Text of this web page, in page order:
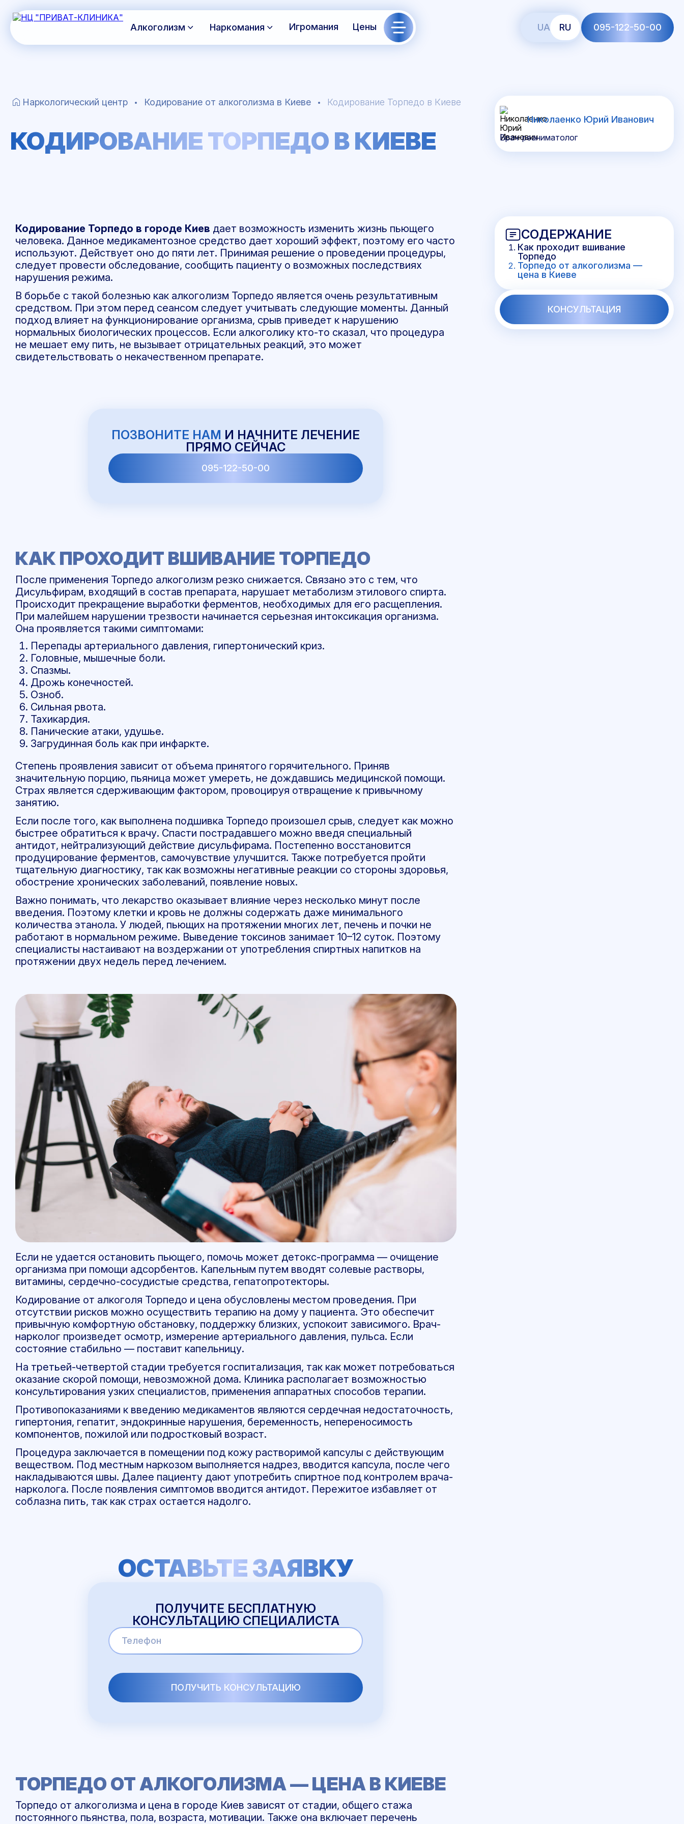
Алкоголизм Наркомания Игромания Цены RU
UA 095-122-50-00
Наркологический центр Кодирование от алкоголизма в Киеве Кодирование Торпедо в Киеве
КОДИРОВАНИЕ ТОРПЕДО В КИЕВЕ
Николаенко Юрий Иванович
Врач-реаниматолог
Кодирование Торпедо в городе Киев дает возможность изменить жизнь пьющего
человека. Данное медикаментозное средство дает хороший эффект, поэтому его часто
используют. Действует оно до пяти лет. Принимая решение о проведении процедуры,
следует провести обследование, сообщить пациенту о возможных последствиях
нарушения режима.
В борьбе с такой болезнью как алкоголизм Торпедо является очень результативным
средством. При этом перед сеансом следует учитывать следующие моменты. Данный
подход влияет на функционирование организма, срыв приведет к нарушению
нормальных биологических процессов. Если алкоголику кто-то сказал, что процедура
не мешает ему пить, не вызывает отрицательных реакций, это может
свидетельствовать о некачественном препарате.
ПОЗВОНИТЕ НАМ И НАЧНИТЕ ЛЕЧЕНИЕ
ПРЯМО СЕЙЧАС
095-122-50-00
КАК ПРОХОДИТ ВШИВАНИЕ ТОРПЕДО
После применения Торпедо алкоголизм резко снижается. Связано это с тем, что
Дисульфирам, входящий в состав препарата, нарушает метаболизм этилового спирта.
Происходит прекращение выработки ферментов, необходимых для его расщепления.
При малейшем нарушении трезвости начинается серьезная интоксикация организма.
Она проявляется такими симптомами:
Перепады артериального давления, гипертонический криз.
Головные, мышечные боли.
Спазмы.
Дрожь конечностей.
Озноб.
Сильная рвота.
Тахикардия.
Панические атаки, удушье.
Загрудинная боль как при инфаркте.
Степень проявления зависит от объема принятого горячительного. Приняв
значительную порцию, пьяница может умереть, не дождавшись медицинской помощи.
Страх является сдерживающим фактором, провоцируя отвращение к привычному
занятию.
Если после того, как выполнена подшивка Торпедо произошел срыв, следует как можно
быстрее обратиться к врачу. Спасти пострадавшего можно введя специальный
антидот, нейтрализующий действие дисульфирама. Постепенно восстановится
продуцирование ферментов, самочувствие улучшится. Также потребуется пройти
тщательную диагностику, так как возможны негативные реакции со стороны здоровья,
обострение хронических заболеваний, появление новых.
Важно понимать, что лекарство оказывает влияние через несколько минут после
введения. Поэтому клетки и кровь не должны содержать даже минимального
количества этанола. У людей, пьющих на протяжении многих лет, печень и почки не
работают в нормальном режиме. Выведение токсинов занимает 10–12 суток. Поэтому
специалисты настаивают на воздержании от употребления спиртных напитков на
протяжении двух недель перед лечением.
Если не удается остановить пьющего, помочь может детокс-программа — очищение
организма при помощи адсорбентов. Капельным путем вводят солевые растворы,
витамины, сердечно-сосудистые средства, гепатопротекторы.
Кодирование от алкоголя Торпедо и цена обусловлены местом проведения. При
отсутствии рисков можно осуществить терапию на дому у пациента. Это обеспечит
привычную комфортную обстановку, поддержку близких, успокоит зависимого. Врач-
нарколог произведет осмотр, измерение артериального давления, пульса. Если
состояние стабильно — поставит капельницу.
На третьей-четвертой стадии требуется госпитализация, так как может потребоваться
оказание скорой помощи, невозможной дома. Клиника располагает возможностью
консультирования узких специалистов, применения аппаратных способов терапии.
Противопоказаниями к введению медикаментов являются сердечная недостаточность,
гипертония, гепатит, эндокринные нарушения, беременность, непереносимость
компонентов, пожилой или подростковый возраст.
Процедура заключается в помещении под кожу растворимой капсулы с действующим
веществом. Под местным наркозом выполняется надрез, вводится капсула, после чего
накладываются швы. Далее пациенту дают употребить спиртное под контролем врача-
нарколога. После появления симптомов вводится антидот. Пережитое избавляет от
соблазна пить, так как страх остается надолго.
ОСТАВЬТЕ ЗАЯВКУ
ПОЛУЧИТЕ БЕСПЛАТНУЮ
КОНСУЛЬТАЦИЮ СПЕЦИАЛИСТА
ТОРПЕДО ОТ АЛКОГОЛИЗМА — ЦЕНА В КИЕВЕ
Торпедо от алкоголизма и цена в городе Киев зависят от стадии, общего стажа
постоянного пьянства, пола, возраста, мотивации. Также она включает перечень
СОДЕРЖАНИЕ
Как проходит вшивание
Торпедо
Торпедо от алкоголизма —
цена в Киеве
КОНСУЛЬТАЦИЯ